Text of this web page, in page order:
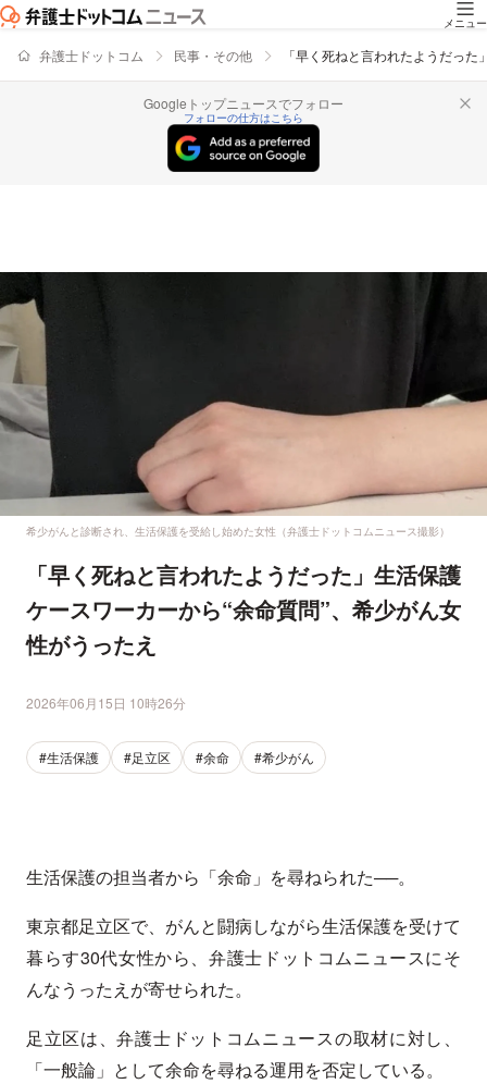
メニュー
弁護士ドットコム 民事・その他 「早く死ねと言われたようだっ
Googleトップニュースでフォロー
フォローの仕方はこちら
希少がんと診断され、生活保護を受給し始めた女性（弁護士ドットコムニュース撮影）
「早く死ねと言われたようだった」生活保護
ケースワーカーから“余命質問”、希少がん女
性がうったえ
2026年06月15日 10時26分
#生活保護 #足立区 #余命 #希少がん
生活保護の担当者から「余命」を尋ねられた──。
東京都足立区で、がんと闘病しながら生活保護を受けて
暮らす30代女性から、弁護士ドットコムニュースにそ
んなうったえが寄せられた。
足立区は、弁護士ドットコムニュースの取材に対し、
「一般論」として余命を尋ねる運用を否定している。